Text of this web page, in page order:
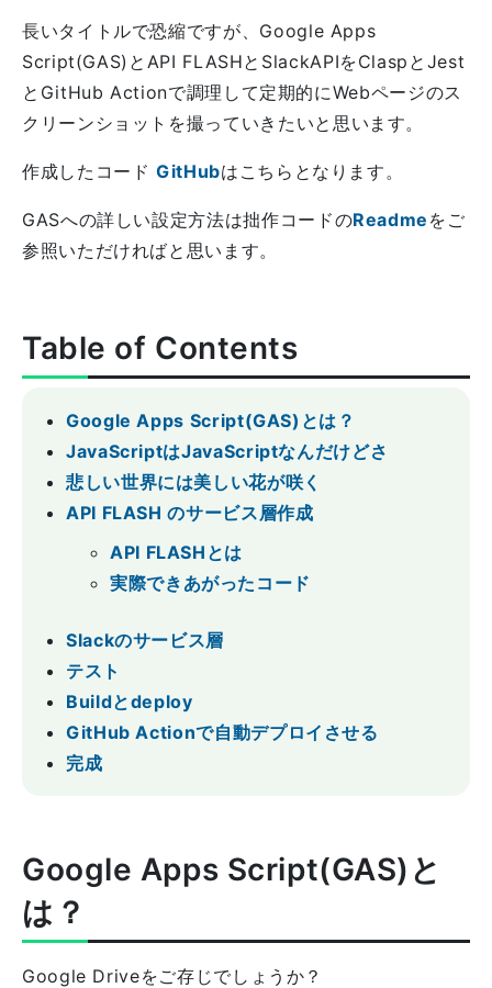
長いタイトルで恐縮ですが、Google Apps
Script(GAS)とAPI FLASHとSlackAPIをClaspとJest
とGitHub Actionで調理して定期的にWebページのス
クリーンショットを撮っていきたいと思います。
作成したコードGitHubはこちらとなります。
GASへの詳しい設定方法は拙作コードのReadme をご
参照いただければと思います。
Table of Contents
Google Apps Script(GAS)とは？
JavaScriptはJavaScriptなんだけどさ
悲しい世界には美しい花が咲く
API FLASH のサービス層作成
API FLASHとは
実際できあがったコード
Slackのサービス層
テスト
Buildとdeploy
GitHub Actionで自動デプロイさせる
完成
Google Apps Script(GAS)と
は？
Google Driveをご存じでしょうか？